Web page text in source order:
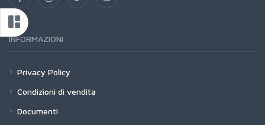
INFORMAZIONI
Privacy Policy
Condizioni di vendita
Documenti